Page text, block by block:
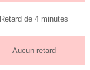
Retard de 4 minutes
Aucun retard